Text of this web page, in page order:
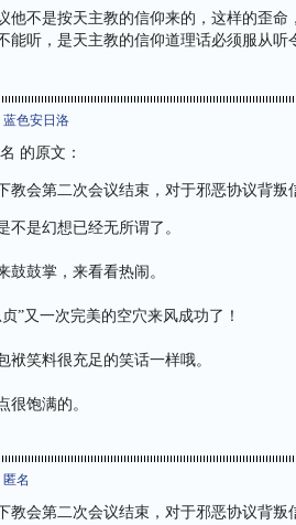
他不是按天主教的信仰来的，这样的歪
能听，是天主教的信仰道理话必须服从听
色安日洛
的原文：
教会第二次会议结束，对于邪恶协议背叛
不是幻想已经无所谓了。
鼓鼓掌，来看看热闹。
”又一次完美的空穴来风成功了！
袱笑料很充足的笑话一样哦。
很饱满的。
名
教会第二次会议结束，对于邪恶协议背叛